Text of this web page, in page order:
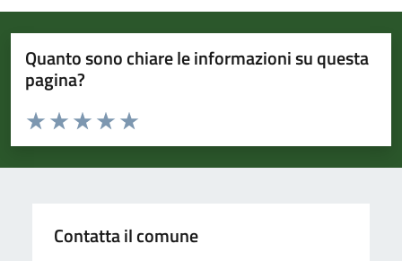
Quanto sono chiare le informazioni su questa
pagina?
Valuta da 1 a 5 stelle la pagina
Valuta 5 stelle su 5
Valuta 4 stelle su 5
Valuta 3 stelle su 5
Valuta 2 stelle su 5
Valuta 1 stelle su 5
Contatta il comune